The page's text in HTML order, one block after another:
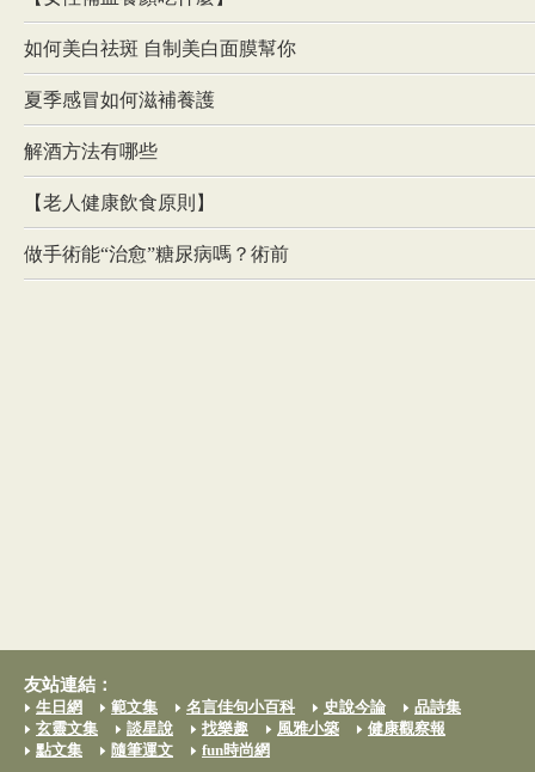
如何美白祛斑 自制美白面膜幫你
夏季感冒如何滋補養護
解酒方法有哪些
【老人健康飲食原則】
做手術能“治愈”糖尿病嗎？術前
友站連結：
生日網 範文集 名言佳句小百科 史說今論
品詩集
玄靈文集
談星說 找樂趣 風雅小築
健康觀察報
點文集
隨筆運文 fun時尚網